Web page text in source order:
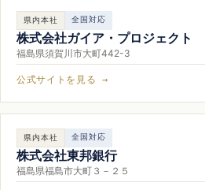
県内本社 全国対応
株式会社ガイア・プロジェクト
福島県須賀川市大町442-3
公式サイトを見る →
県内本社 全国対応
株式会社東邦銀行
福島県福島市大町３－２５